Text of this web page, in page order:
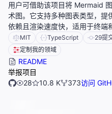
用户可借助该项目将 Mermaid
术图。它支持多种图表类型，
依赖且渲染速度快，适用于终端
MIT TypeScript 29提
定制我的领域
README
举报项目
28
10.8 K 373访问